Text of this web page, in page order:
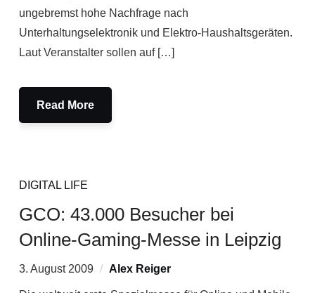
ungebremst hohe Nachfrage nach
Unterhaltungselektronik und Elektro-Haushaltsgeräten.
Laut Veranstalter sollen auf […]
Read More
DIGITAL LIFE
GCO: 43.000 Besucher bei
Online-Gaming-Messe in Leipzig
3. August 2009 Alex Reiger